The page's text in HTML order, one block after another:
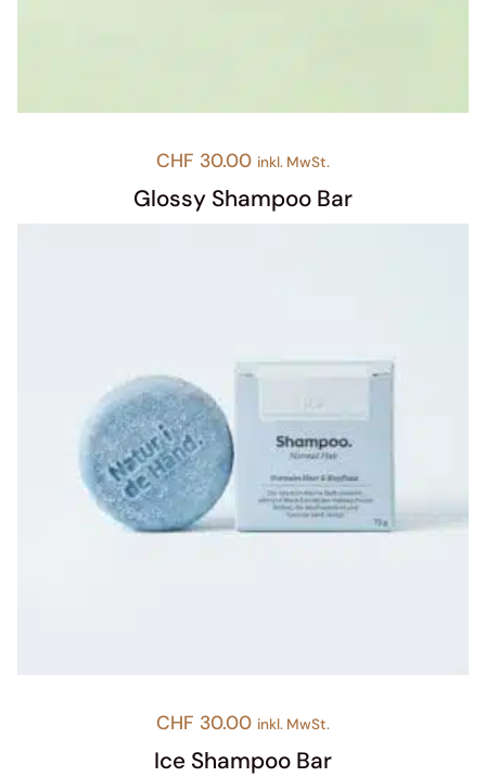
CHF 30.00 inkl. MwSt.
Glossy Shampoo Bar
CHF 30.00 inkl. MwSt.
Ice Shampoo Bar